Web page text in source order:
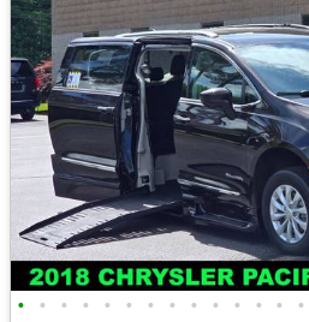
• • • • • • • • • • • • • •